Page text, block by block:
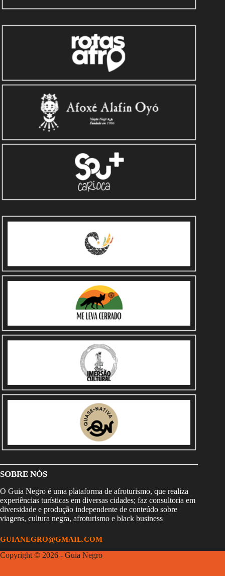
SOBRE NÓS
O Guia Negro é uma plataforma de afroturismo, que realiza
experiências turísticas em diversas cidades; faz consultoria em
diversidade e produção independente de conteúdo sobre
viagens, cultura negra, afroturismo e black business
GUIANEGRO@GMAIL.COM
Copyright © 2026 - Guia Negro